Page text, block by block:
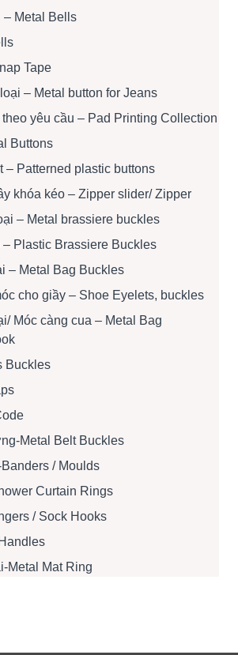
– Metal Bells
Tape
– Metal button for Jeans
yêu cầu – Pad Printing Collection
Buttons
– Patterned plastic buttons
khóa kéo – Zipper slider/ Zipper
– Metal brassiere buckles
Plastic Brassiere Buckles
– Metal Bag Buckles
cho giầy – Shoe Eyelets, buckles
Móc càng cua – Metal Bag
Buckles
Metal Belt Buckles
/ Moulds
Curtain Rings
/ Sock Hooks
Metal Mat Ring